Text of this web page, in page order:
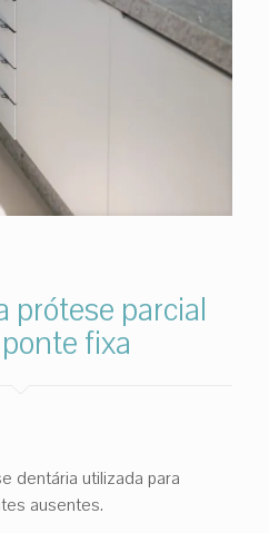
prótese parcial
fixa
dentária utilizada para
ausentes.